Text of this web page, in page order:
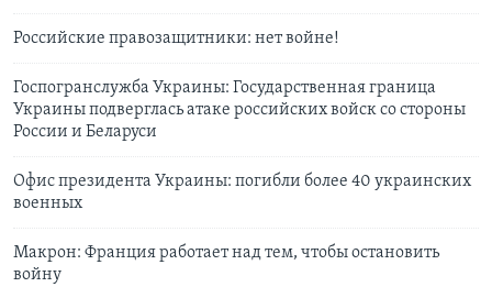
Российские правозащитники: нет войне!
Госпогранслужба Украины: Государственная граница
Украины подверглась атаке российских войск со стороны
России и Беларуси
Офис президента Украины: погибли более 40 украинских
военных
Макрон: Франция работает над тем, чтобы остановить
войну